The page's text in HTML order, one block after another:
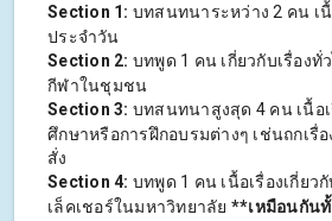
Section 1: บทสนทนาระหว่าง 2 คน เ
ประจำวัน
Section 2: บทพูด 1 คน เกี่ยวกับเรื่อง
กีฬาในชุมชน
Section 3: บทสนทนาสูงสุด 4 คน เนื้อเ
ศึกษาหรือการฝึกอบรมต่างๆ เช่นถกเรื่
สั่ง
Section 4: บทพูด 1 คน เนื้อเรื่องเกี่ยว
เล็คเชอร์ในมหาวิทยาลัย **เหมือนกัน